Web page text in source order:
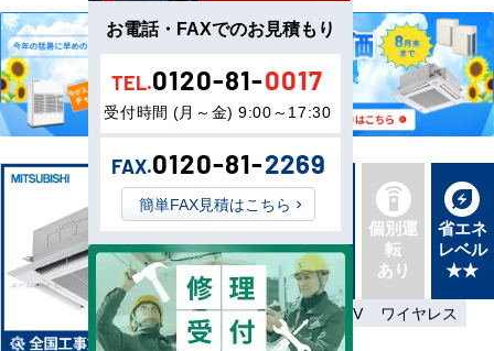
新品直
送
最新機
種
同機種
タイプ
別あり
個別運
転
あり
省エネ
レベル
★★
省エネ 三相200V ワイヤレス
お電話・FAXでのお見積もり
TEL.0120-81-0017
受付時間 (月～金) 9:00～17:30
FAX.0120-81-2269
簡単FAX見積はこちら